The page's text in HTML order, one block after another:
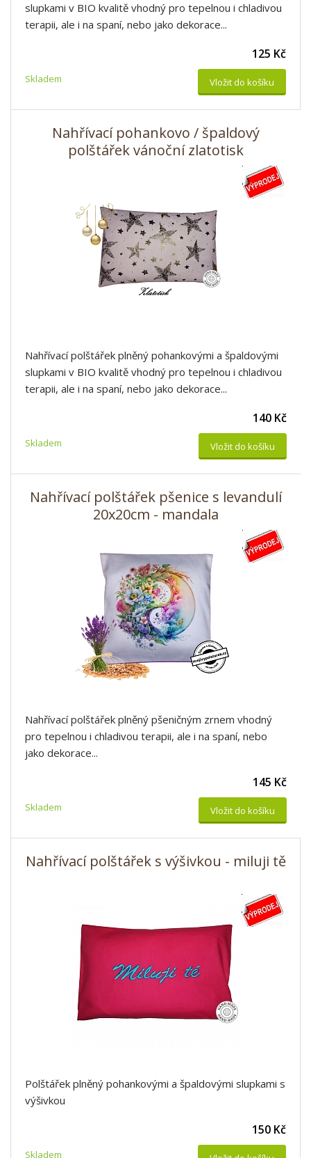
slupkami v BIO kvalitě vhodný pro tepelnou i chladivou
terapii, ale i na spaní, nebo jako dekorace...
Skladem
125 Kč
Vložit do košíku
Nahřívací pohankovo / špaldový
polštářek vánoční zlatotisk
Nahřívací polštářek plněný pohankovými a špaldovými
slupkami v BIO kvalitě vhodný pro tepelnou i chladivou
terapii, ale i na spaní, nebo jako dekorace...
Skladem
140 Kč
Vložit do košíku
Nahřívací polštářek pšenice s levandulí
20x20cm - mandala
Nahřívací polštářek plněný pšeničným zrnem vhodný
pro tepelnou i chladivou terapii, ale i na spaní, nebo
jako dekorace...
Skladem
145 Kč
Vložit do košíku
Nahřívací polštářek s výšivkou - miluji tě
Polštářek plněný pohankovými a špaldovými slupkami s
výšivkou
Skladem
150 Kč